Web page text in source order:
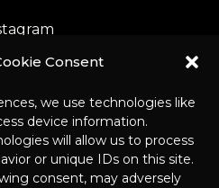
Consent
we use technologies like
device information.
will allow us to process
or unique IDs on this site.
consent, may adversely